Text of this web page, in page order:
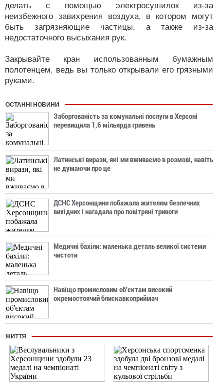
делать с помощью электросушилок из-за
неизбежного завихрения воздуха, в котором могут
быть загрязняющие частицы, а также из-за
недостаточного высыхания рук.
Закрывайте кран использованным бумажным
полотенцем, ведь вы только открывали его грязными
руками.
ОСТАННІ НОВИНИ
Заборгованість за комунальні послуги в Херсоні
перевищила 1,6 мільярда гривень
Латинські вирази, які ми вживаємо в розмові, навіть
не думаючи про це
ДСНС Херсонщини побажала жителям безпечних
вихідних і нагадала про повітряні тривоги
Медичні бахіли: маленька деталь великої системи
чистоти
Навіщо промисловим об'єктам високий
окремостоячий блискавкоприймач
ЖИТТЯ